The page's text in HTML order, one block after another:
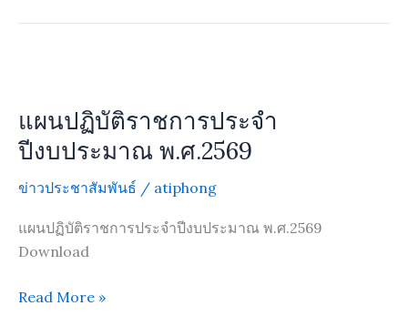
แผนปฏิบัติราชการประจำ
ปีงบประมาณ พ.ศ.2569
ข่าวประชาสัมพันธ์ / atiphong
แผนปฏิบัติราชการประจำปีงบประมาณ พ.ศ.2569
Download
ราชการ
ประจำ
ปีงบประมาณ
พ.ศ.2569
Read More »